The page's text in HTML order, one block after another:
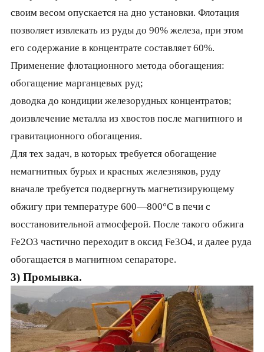
своим весом опускается на дно установки. Флотация
позволяет извлекать из руды до 90% железа, при этом
его содержание в концентрате составляет 60%.
Применение флотационного метода обогащения:
обогащение марганце­вых руд;
доводка до кондиции железорудных концен­тратов;
доизвлечение металла из хвостов после магнитного и
гравитационного обогащения.
Для тех задач, в которых требуется обогащение
немагнитных бурых и красных железняков, руду
вначале требуется подвергнуть магнетизирующему
обжигу при температуре 600—800°С в печи с
восстанови­тельной атмосферой. После такого обжига
Fe2O3 частич­но переходит в оксид Fe3O4, и далее руда
обогащается в магнитном сепараторе.
3) Промывка.